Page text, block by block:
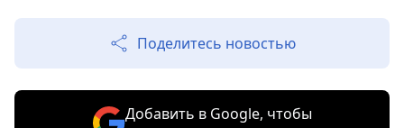
Поделитесь новостью
Добавить в Google, чтобы